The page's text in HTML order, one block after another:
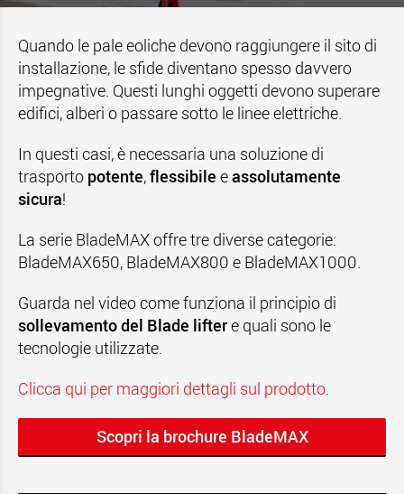
Quando le pale eoliche devono raggiungere il sito di
installazione, le sfide diventano spesso davvero
impegnative. Questi lunghi oggetti devono superare
edifici, alberi o passare sotto le linee elettriche.
In questi casi, è necessaria una soluzione di
trasporto potente,flessibile eassolutamente
sicura!
La serie BladeMAX offre tre diverse categorie:
BladeMAX650, BladeMAX800 e BladeMAX1000.
Guarda nel video come funziona il principio di
sollevamento del Blade liftere quali sono le
tecnologie utilizzate.
Clicca qui per maggiori dettagli sul prodotto.
Scopri la brochure BladeMAX